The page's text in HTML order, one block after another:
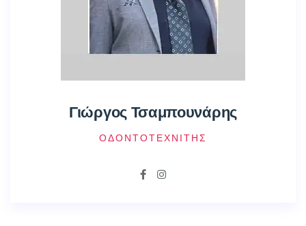
Γιώργος Τσαμπουνάρης
ΟΔΟΝΤΟΤΕΧΝΊΤΗΣ